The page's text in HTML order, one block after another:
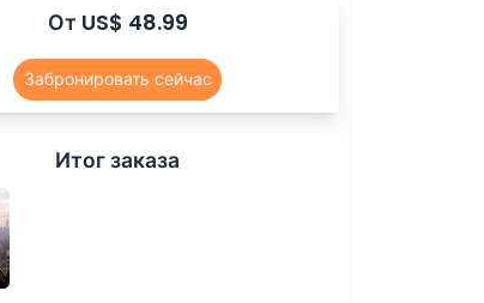
От US$ 48.99
Забронировать сейчас
Итог заказа